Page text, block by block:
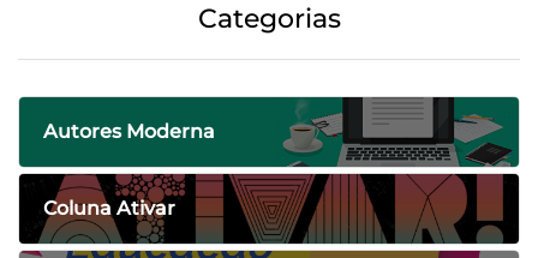
Categorias
Autores Moderna
Coluna Ativar